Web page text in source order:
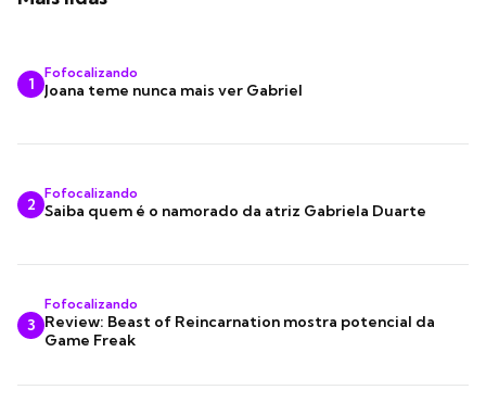
1
Fofocalizando
Joana teme nunca mais ver Gabriel
2
Fofocalizando
Saiba quem é o namorado da atriz Gabriela Duarte
3
Fofocalizando
Review: Beast of Reincarnation mostra potencial da
Game Freak